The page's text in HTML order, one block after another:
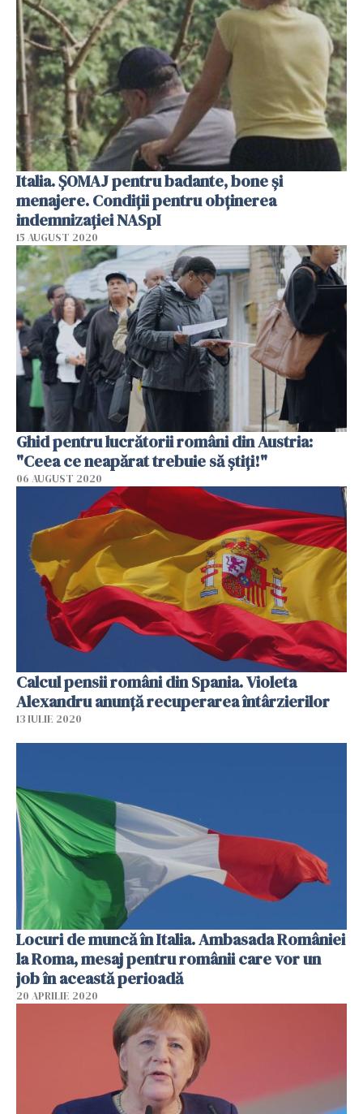
Italia. ŞOMAJ pentru badante, bone şi
menajere. Condiţii pentru obţinerea
indemnizaţiei NASpI
15 AUGUST 2020
Ghid pentru lucrătorii români din Austria:
"Ceea ce neapărat trebuie să ştiţi!"
06 AUGUST 2020
Calcul pensii români din Spania. Violeta
Alexandru anunță recuperarea întârzierilor
13 IULIE 2020
Locuri de muncă în Italia. Ambasada României
la Roma, mesaj pentru românii care vor un
job în această perioadă
20 APRILIE 2020